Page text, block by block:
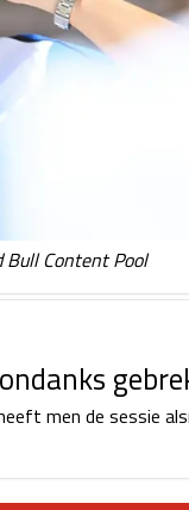
Bull Content Pool
men de sessie